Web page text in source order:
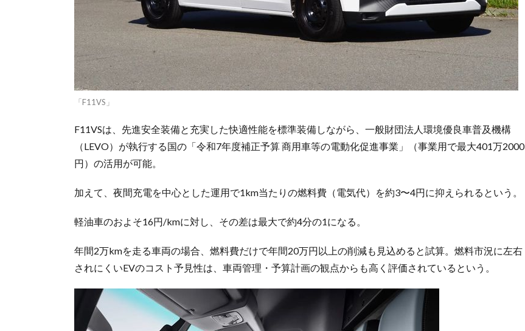
「F11VS」
F11VSは、先進安全装備と充実した快適性能を標準装備しながら、一般財団法人環境優良車普及機構
（LEVO）が執行する国の「令和7年度補正予算 商用車等の電動化促進事業」（事業用で最大401万2000
円）の活用が可能。
加えて、夜間充電を中心とした運用で1km当たりの燃料費（電気代）を約3〜4円に抑えられるという。
軽油車のおよそ16円/kmに対し、その差は最大で約4分の1になる。
年間2万kmを走る車両の場合、燃料費だけで年間20万円以上の削減も見込めると試算。燃料市況に左右
されにくいEVのコスト予見性は、車両管理・予算計画の観点からも高く評価されているという。